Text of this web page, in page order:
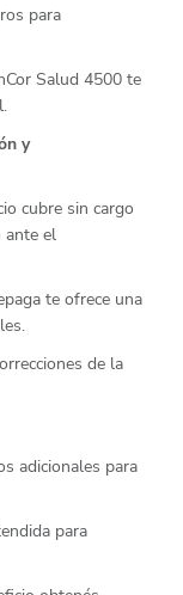
para
Salud 4500 te
y
cubre sin cargo
ante el
te ofrece una
de la
adicionales para
para